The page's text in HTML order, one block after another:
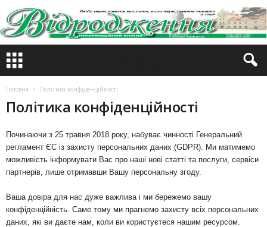
Головна Політика конфіденційності
Політика конфіденційності
Починаючи з 25 травня 2018 року, набуває чинності Генеральний
регламент ЄС із захисту персональних даних (GDPR). Ми матимемо
можливість інформувати Вас про наші нові статті та послуги, сервіси
партнерів, лише отримавши Вашу персональну згоду.
Ваша довіра для нас дуже важлива і ми бережемо вашу
конфіденційність. Саме тому ми прагнемо захисту всіх персональних
даних, які ви даєте нам, коли ви користуєтеся нашим ресурсом.